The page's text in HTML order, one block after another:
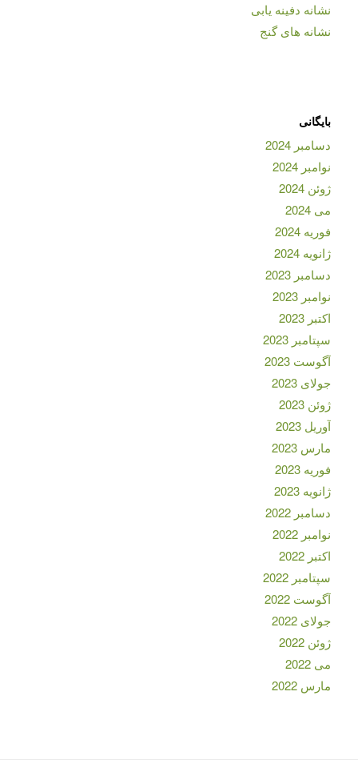
نشانه دفینه یابی
نشانه های گنج
بایگانی
دسامبر 2024
نوامبر 2024
ژوئن 2024
می 2024
فوریه 2024
ژانویه 2024
دسامبر 2023
نوامبر 2023
اکتبر 2023
سپتامبر 2023
آگوست 2023
جولای 2023
ژوئن 2023
آوریل 2023
مارس 2023
فوریه 2023
ژانویه 2023
دسامبر 2022
نوامبر 2022
اکتبر 2022
سپتامبر 2022
آگوست 2022
جولای 2022
ژوئن 2022
می 2022
مارس 2022